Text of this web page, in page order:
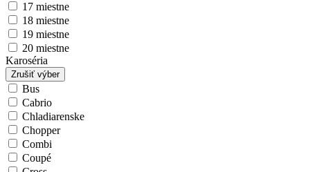
17 miestne
18 miestne
19 miestne
20 miestne
Karoséria
Zrušiť výber
Bus
Cabrio
Chladiarenske
Chopper
Combi
Coupé